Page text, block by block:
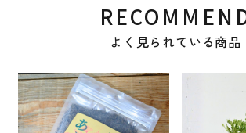
よく見られている商品